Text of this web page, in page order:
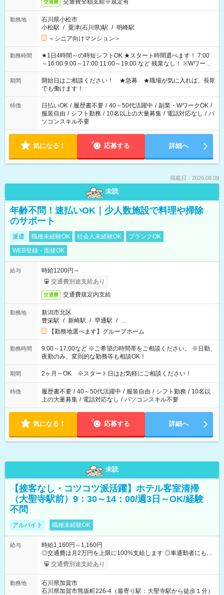
交通費 交通費全額支給※規定有
勤務地
石川県小松市
小松駅 / 粟津(石川県)駅 / 明峰駅
＜シニア向けマンション＞
勤務時間
★1日4時間～の時短シフトOK ★スタート時間選べます！ 7:00
～16:00 9:00～17:00 11:00～19:00 など 残業なし！ ※Wワーク
の場合、他のお仕事と合わせ週40時間超の就業はご案内できま
せん ※法令に基づき、週20時間以上勤務は社会保険への加入対
象となります ※労働者派遣法（日雇い派遣の原則禁止）によ
り、短時間・短期間の就業はご案内が難しい場合があります
期間
開始日はご相談ください！ ★急募 ★職場が気に入れば、長期
でも働けます！
特徴 日払いOK / 履歴書不要 / 40～50代活躍中 / 副業・WワークOK /
服装自由 / シフト勤務 / 10名以上の大量募集 / 電話対応なし / パ
ソコンスキル不要
気になる！ 応募する 詳細へ
掲載日：2026.08.09
未読
年齢不問！速払いOK｜少人数施設で料理や掃除
のサポート
派遣 職種未経験OK 社会人未経験OK
ブランクOK
WEB登録・面接OK
給与
時給1200円～
交通費別途支給あり
交通費 交通費規定内支給
勤務地
新潟市北区
豊栄駅 / 新崎駅 / 早通駅 / …
【勤務地選べます】グループホーム
勤務時間
9:00～17:00など ※ご希望の時間帯をご相談ください。 ※日勤、
夜勤のみ、変則的な勤務等も相談OK！
期間 2ヶ月～OK ※スタート日はお気軽にご相談ください！
特徴 履歴書不要 / 40～50代活躍中 / 服装自由 / シフト勤務 / 10名以
上の大量募集 / 電話対応なし / パソコンスキル不要
気になる！ 応募する 詳細へ
未読
【接客なし・コツコツ派活躍】ホテル客室清掃
（大聖寺駅前）9：30～14：00/週3日～OK/経験
不問
アルバイト 職種未経験OK
給与
時給1,160円～1,160円
◎交通費は月2万円を上限に100%支給します ◎車通勤者にもガ
ソリン代相当を支給（片道2km以上） ◎研修期間中の時給変更
はありません（未経験者も表示時給でスタート） 【試用期間】
交通費別途支給あり
勤務地
石川県加賀市
石川県加賀市熊坂町226-4（最寄り駅：大聖寺駅から徒歩１分）